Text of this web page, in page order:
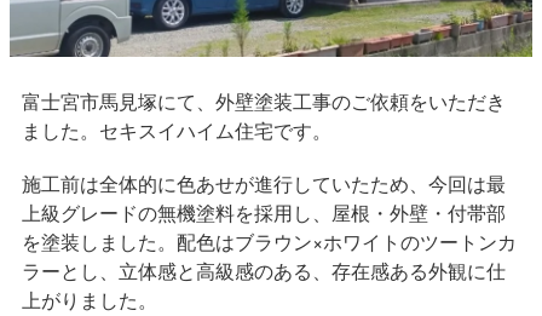
富士宮市馬見塚にて、外壁塗装工事のご依頼をいただき
ました。セキスイハイム住宅です。
施工前は全体的に色あせが進行していたため、今回は最
上級グレードの無機塗料を採用し、屋根・外壁・付帯部
を塗装しました。配色はブラウン×ホワイトのツートンカ
ラーとし、立体感と高級感のある、存在感ある外観に仕
上がりました。